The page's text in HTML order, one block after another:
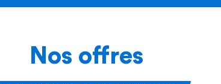
Nos offres